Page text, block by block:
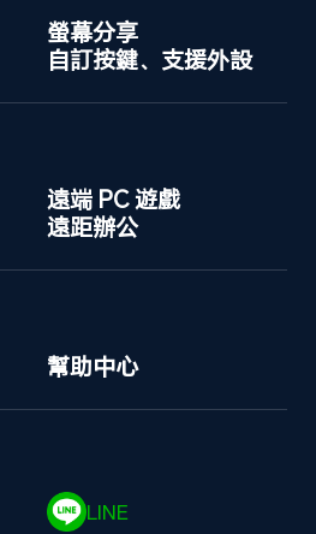
螢幕分享
自訂按鍵、支援外設
遠端 PC 遊戲
遠距辦公
幫助中心
LINE